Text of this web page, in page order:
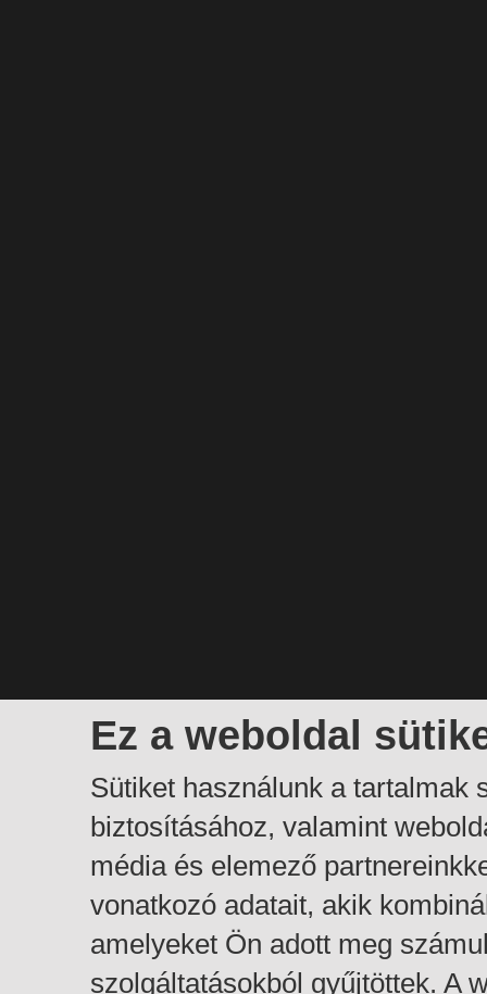
Ez a weboldal
Sütiket használunk a tartalmak
biztosításához, valamint
média és elemező
vonatkozó adatait, akik
amelyeket Ön adott meg
szolgáltatásokból gyűjtöttek. A